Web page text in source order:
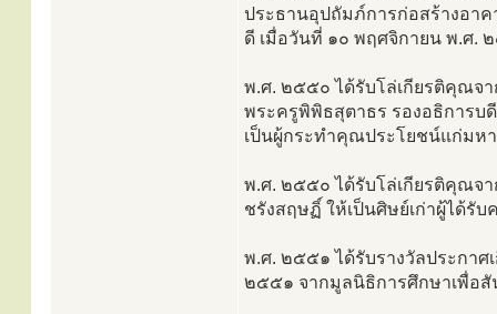
ประธานอุปถัมภ์การก่อสร้างอาค
ดี เมื่อวันที่ ๑๐ พฤศจิกายน พ.ศ.
พ.ศ. ๒๕๕๐ ได้รับโล่เกียรติคุณจ
พระครูพิพิธสุตาธร รองอธิการบ
เป็นผู้กระทำคุณประโยชน์แก่มห
พ.ศ. ๒๕๕๐ ได้รับโล่เกียรติคุณจ
ชรังสฤษฏิ์ ให้เป็นศิษย์เก่าผู้ได้รับ
พ.ศ. ๒๕๕๑ ได้รับรางวัลประกาศ
๒๕๕๑ จากมูลนิธิการศึกษาเพื่อ